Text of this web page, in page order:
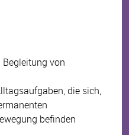
von
die sich,
befinden